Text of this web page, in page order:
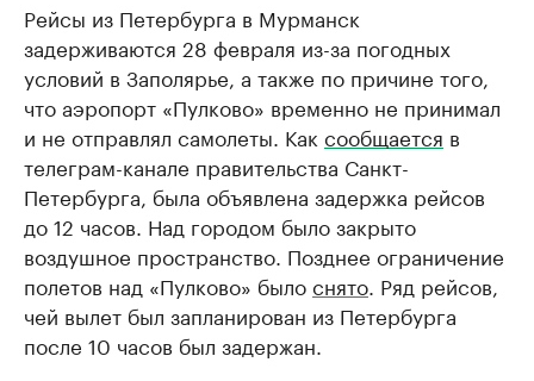
Рейсы из Петербурга в Мурманск
задерживаются 28 февраля из-за погодных
условий в Заполярье, а также по причине того,
что аэропорт «Пулково» временно не принимал
и не отправлял самолеты. Как сообщается в
телеграм-канале правительства Санкт-
Петербурга, была объявлена задержка рейсов
до 12 часов. Над городом было закрыто
воздушное пространство. Позднее ограничение
полетов над «Пулково» былоснято. Ряд рейсов,
чей вылет был запланирован из Петербурга
после 10 часов был задержан.